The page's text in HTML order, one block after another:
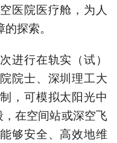
医院医疗舱，为人
探索。
进行在轨实（试）
院士、深圳理工大
，可模拟太阳光中
在空间站或深空飞
够安全、高效地维